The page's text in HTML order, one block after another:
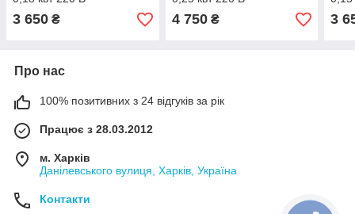
однофазний
3 650 ₴
однофазний
4 750₴ 3
Про нас
100% позитивних з 24 відгуків за рік
Працює з 28.03.2012
м. Харків
Данілевського вулиця, Харків, Україна
Контакти